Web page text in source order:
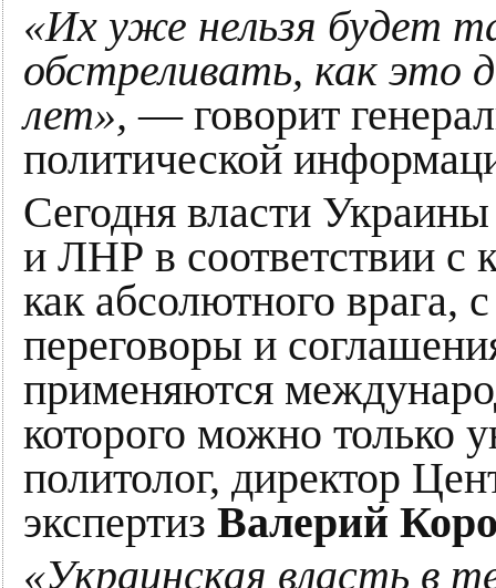
«Их уже нельзя будет
обстреливать, как это
лет», — говорит
политической
Cегодня власти
и ЛНР в соответствии с
как абсолютного врага,
переговоры и
применяются
которого можно только
политолог, директор
экспертиз Валерий
«Украинская власть в